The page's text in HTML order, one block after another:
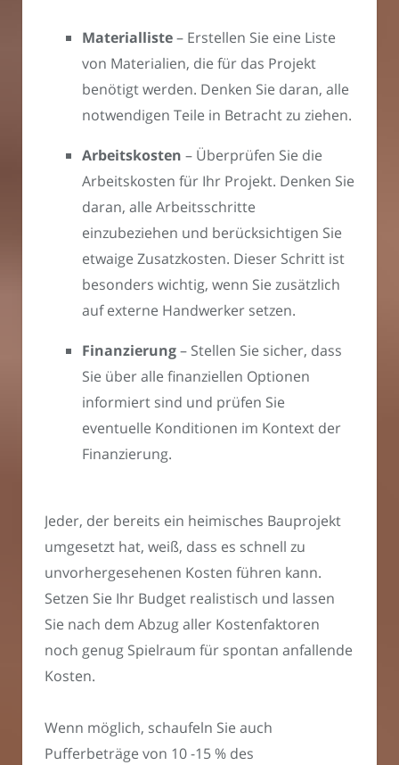
Materialliste– Erstellen Sie eine Liste
von Materialien, die für das Projekt
benötigt werden. Denken Sie daran, alle
notwendigen Teile in Betracht zu ziehen.
Arbeitskosten – Überprüfen Sie die
Arbeitskosten für Ihr Projekt. Denken Sie
daran, alle Arbeitsschritte
einzubeziehen und berücksichtigen Sie
etwaige Zusatzkosten. Dieser Schritt ist
besonders wichtig, wenn Sie zusätzlich
auf externe Handwerker setzen.
Finanzierung– Stellen Sie sicher, dass
Sie über alle finanziellen Optionen
informiert sind und prüfen Sie
eventuelle Konditionen im Kontext der
Finanzierung.
Jeder, der bereits ein heimisches Bauprojekt
umgesetzt hat, weiß, dass es schnell zu
unvorhergesehenen Kosten führen kann.
Setzen Sie Ihr Budget realistisch und lassen
Sie nach dem Abzug aller Kostenfaktoren
noch genug Spielraum für spontan anfallende
Kosten.
Wenn möglich, schaufeln Sie auch
Pufferbeträge von 10 -15 % des